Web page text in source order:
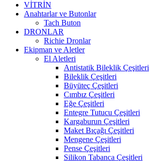
VİTRİN
Anahtarlar ve Butonlar
Tach Buton
DRONLAR
Richie Dronlar
Ekipman ve Aletler
El Aletleri
Antistatik Bileklik Çeşitleri
Bileklik Çeşitleri
Büyüteç Çeşitleri
Cımbız Çeşitleri
Eğe Çeşitleri
Entegre Tutucu Çeşitleri
Kargaburun Çeşitleri
Maket Bıçağı Çeşitleri
Mengene Çeşitleri
Pense Çeşitleri
Silikon Tabanca Çeşitleri